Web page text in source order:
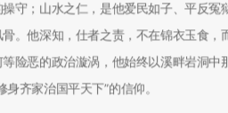
守；山水之仁，是他爱民如子、平反
。他深知，仕者之责，不在锦衣玉食
险恶的政治漩涡，他始终以溪畔岩洞
身齐家治国平天下”的信仰。